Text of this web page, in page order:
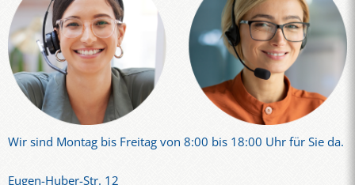
Wir sind Montag bis Freitag von 8:00 bis 18:00 Uhr für Sie da.
Eugen-Huber-Str. 12